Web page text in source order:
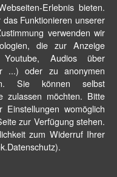
Erlebnis bieten.
Funktionieren unserer
verwenden wir
die zur Anzeige
Audios über
...) oder zu anonymen
Sie können selbst
zulassen möchten. Bitte
womöglich
zur Verfügung stehen.
zum Widerruf Ihrer